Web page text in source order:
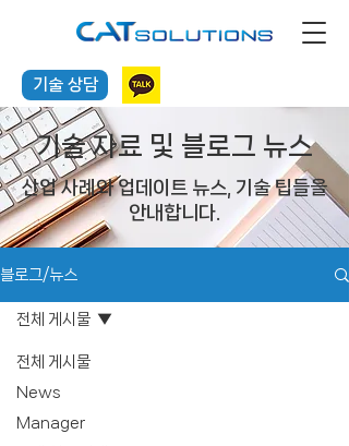
기술 상담
기술 자료 및 블로그 뉴스
산업 사례와 업데이트 뉴스, 기술 팁들을
안내합니다.
블로그/뉴스
전체 게시물
News
Manager
전체 게시물